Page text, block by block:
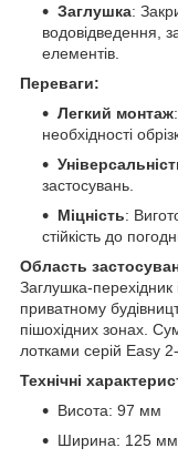
Заглушка:
водовідведення,
елементів.
Переваги:
Легкий монтаж
необхідності
застосувань.
Міцність:
стійкість до
Область
Заглушка-
приватному
пішохідних зонах.
лотками серій Easy
Технічні
Висота: 97 мм
Ширина: 125 мм